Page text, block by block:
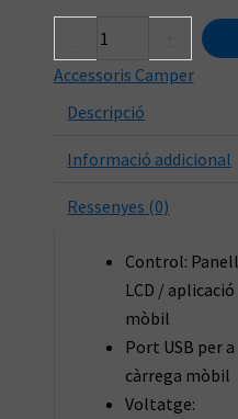
quantitat
de
Nevera
Portàtil
Accessoris Camper
Descripció
Informació addicional
Ressenyes (0)
Control: Panell
LCD / aplicació
mòbil
Port USB per a
càrrega mòbil
Voltatge: